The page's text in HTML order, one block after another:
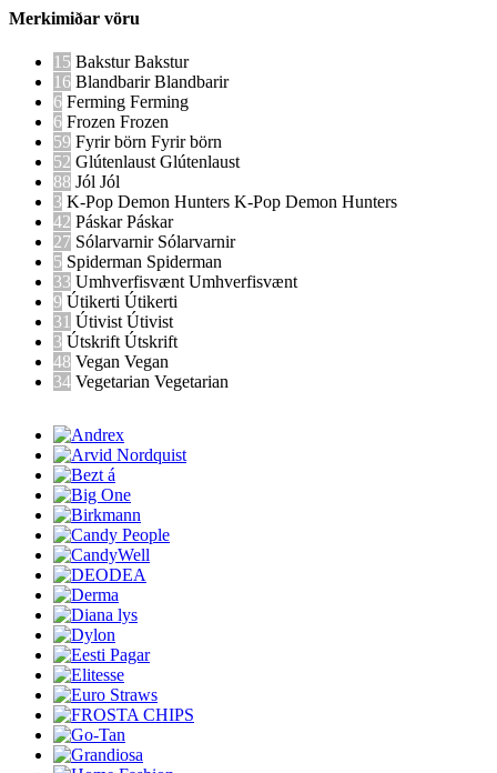
Merkimiðar vöru
15 BaksturBakstur
16 BlandbarirBlandbarir
6 Ferming Ferming
6 Frozen Frozen
59 Fyrir börn Fyrir börn
52 Glútenlaust Glútenlaust
88 Jól Jól
3 K-Pop Demon Hunters K-Pop Demon Hunters
42 PáskarPáskar
27 Sólarvarnir Sólarvarnir
5 Spiderman Spiderman
33 Umhverfisvænt Umhverfisvænt
9 Útikerti Útikerti
31 Útivist Útivist
3 Útskrift Útskrift
48 Vegan Vegan
34 Vegetarian Vegetarian